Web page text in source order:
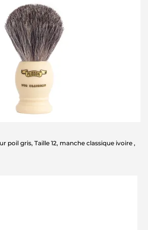
poil gris, Taille 12, manche classique ivoire ,